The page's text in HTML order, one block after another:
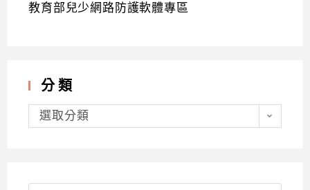
教育部兒少網路防護軟體專區
分類
分
類選取分類
Search